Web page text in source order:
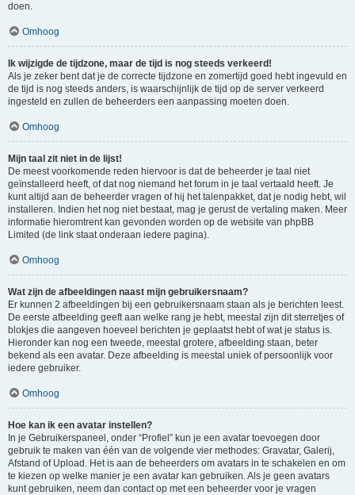
doen.
Omhoog
Ik wijzigde de tijdzone, maar de tijd is nog steeds verkeerd!
Als je zeker bent dat je de correcte tijdzone en zomertijd goed hebt ingevuld en
de tijd is nog steeds anders, is waarschijnlijk de tijd op de server verkeerd
ingesteld en zullen de beheerders een aanpassing moeten doen.
Omhoog
Mijn taal zit niet in de lijst!
De meest voorkomende reden hiervoor is dat de beheerder je taal niet
geïnstalleerd heeft, of dat nog niemand het forum in je taal vertaald heeft. Je
kunt altijd aan de beheerder vragen of hij het talenpakket, dat je nodig hebt, wil
installeren. Indien het nog niet bestaat, mag je gerust de vertaling maken. Meer
informatie hieromtrent kan gevonden worden op de website van phpBB
Limited (de link staat onderaan iedere pagina).
Omhoog
Wat zijn de afbeeldingen naast mijn gebruikersnaam?
Er kunnen 2 afbeeldingen bij een gebruikersnaam staan als je berichten leest.
De eerste afbeelding geeft aan welke rang je hebt, meestal zijn dit sterretjes of
blokjes die aangeven hoeveel berichten je geplaatst hebt of wat je status is.
Hieronder kan nog een tweede, meestal grotere, afbeelding staan, beter
bekend als een avatar. Deze afbeelding is meestal uniek of persoonlijk voor
iedere gebruiker.
Omhoog
Hoe kan ik een avatar instellen?
In je Gebruikerspaneel, onder “Profiel” kun je een avatar toevoegen door
gebruik te maken van één van de volgende vier methodes: Gravatar, Galerij,
Afstand of Upload. Het is aan de beheerders om avatars in te schakelen en om
te kiezen op welke manier je een avatar kan gebruiken. Als je geen avatars
kunt gebruiken, neem dan contact op met een beheerder voor je vragen